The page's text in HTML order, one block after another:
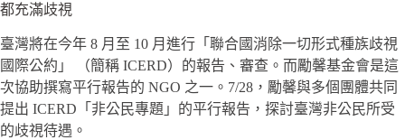
都充滿歧視
臺灣將在今年 8 月至 10 月進行「聯合國消除一切形式種族歧視
國際公約」 （簡稱 ICERD）的報告、審查。而勵馨基金會是這
次協助撰寫平行報告的 NGO 之一。7/28，勵馨與多個團體共同
提出 ICERD「非公民專題」的平行報告，探討臺灣非公民所受
的歧視待遇。